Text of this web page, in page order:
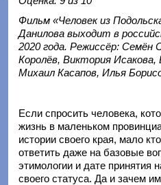
Фильм «Человек из
Данилова выходит в
2020 года. Режиссёр: Семён
Королёв, Виктория Исакова,
Михаил Касапов, Илья
Если спросить человека,
жизнь в маленьком
истории своего края, мало
ответить даже на базовые
этимологии и дате принятия
своего статуса. Да и зачем